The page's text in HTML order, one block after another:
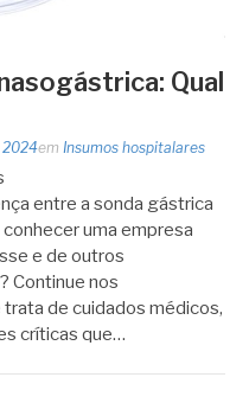
Qual
2024em Insumos hospitalares
entre a sonda gástrica
uma empresa
e de outros
Continue nos
de cuidados médicos,
críticas que…